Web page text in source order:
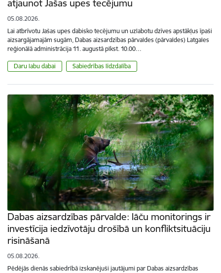
atjaunot Jašas upes tecējumu
05.08.2026.
Lai atbrīvotu Jašas upes dabisko tecējumu un uzlabotu dzīves apstākļus īpaši
aizsargājamajām sugām, Dabas aizsardzības pārvaldes (pārvaldes) Latgales
reģionālā administrācija 11. augustā plkst. 10.00…
Daru labu dabai Sabiedrības līdzdalība
Dabas aizsardzības pārvalde: lāču monitorings ir
investīcija iedzīvotāju drošībā un konfliktsituāciju
risināšanā
05.08.2026.
Pēdējās dienās sabiedrībā izskanējuši jautājumi par Dabas aizsardzības